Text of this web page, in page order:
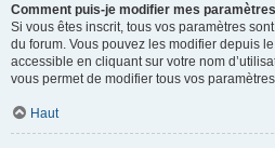
Comment puis-je modifier mes
Si vous êtes inscrit, tous vos paramètres
du forum. Vous pouvez les modifier depuis
accessible en cliquant sur votre nom
vous permet de modifier tous vos
Haut